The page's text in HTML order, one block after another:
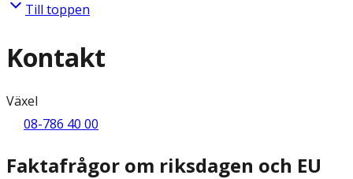
Till toppen
Kontakt
Växel
08-786 40 00
Faktafrågor om riksdagen och EU